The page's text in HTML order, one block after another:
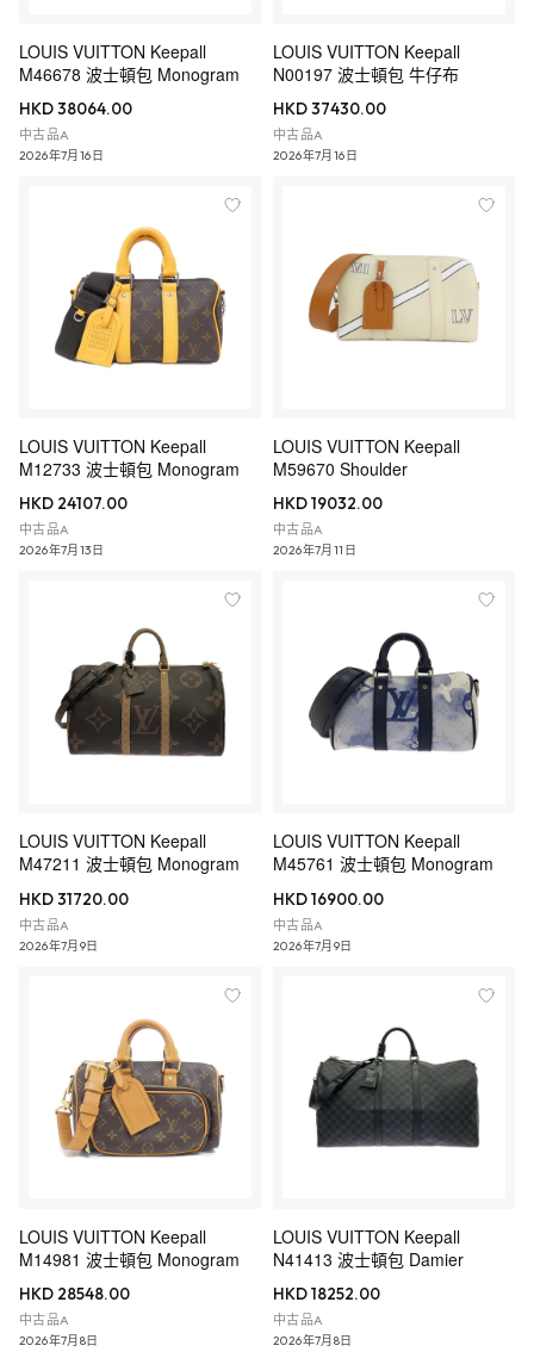
LOUIS VUITTON Keepall
M46678 波士頓包 Monogram
HKD 38064.00
中古品A
2026年7月16日
LOUIS VUITTON Keepall
N00197 波士頓包 牛仔布
HKD 37430.00
中古品A
2026年7月16日
LOUIS VUITTON Keepall
M12733 波士頓包 Monogram
HKD 24107.00
中古品A
2026年7月13日
LOUIS VUITTON Keepall
M59670 Shoulder
HKD 19032.00
中古品A
2026年7月11日
LOUIS VUITTON Keepall
M47211 波士頓包 Monogram
HKD 31720.00
中古品A
2026年7月9日
LOUIS VUITTON Keepall
M45761 波士頓包 Monogram
HKD 16900.00
中古品A
2026年7月9日
LOUIS VUITTON Keepall
M14981 波士頓包 Monogram
HKD 28548.00
中古品A
2026年7月8日
LOUIS VUITTON Keepall
N41413 波士頓包 Damier
HKD 18252.00
中古品A
2026年7月8日